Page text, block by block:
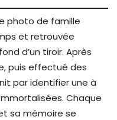
photo de famille
et retrouvée
d’un tiroir. Après
puis effectué des
par identifier une à
Chaque
sa mémoire se